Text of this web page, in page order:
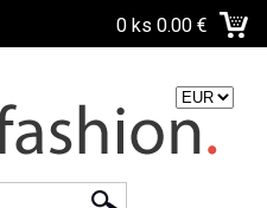
0 ks 0.00 €